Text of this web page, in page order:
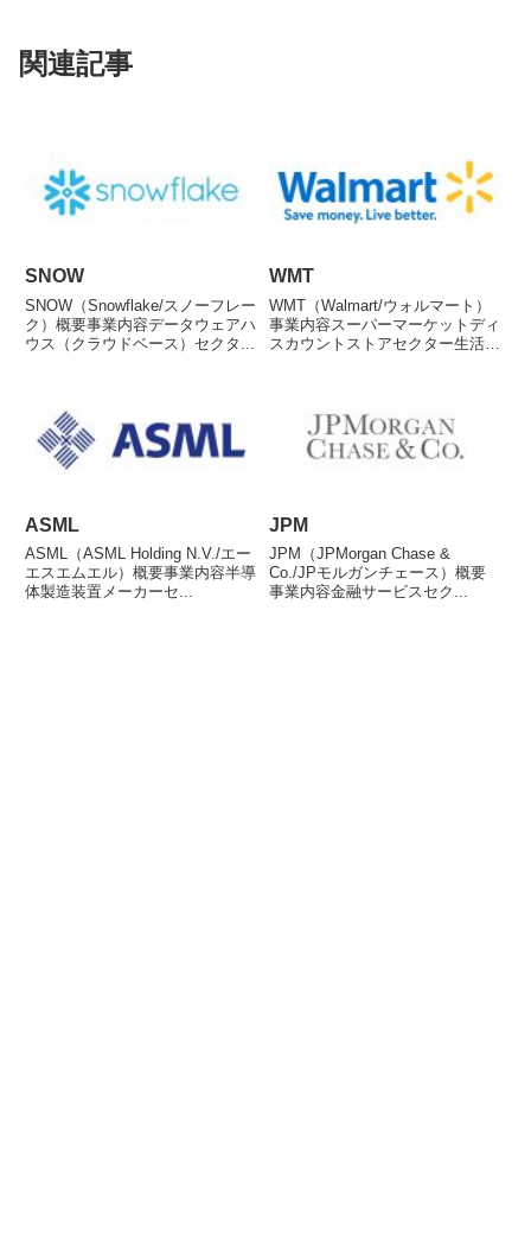
関連記事
SNOW
SNOW（Snowflake/スノーフレー
ク）概要事業内容データウェアハ
ウス（クラウドベース）セクタ...
WMT
WMT（Walmart/ウォルマート）
事業内容スーパーマーケットディ
スカウントストアセクター生活必
ASML
ASML（ASML Holding N.V./エー
エスエムエル）概要事業内容半導
体製造装置メーカーセ...
JPM
JPM（JPMorgan Chase &
Co./JPモルガンチェース）概要
事業内容金融サービスセク...